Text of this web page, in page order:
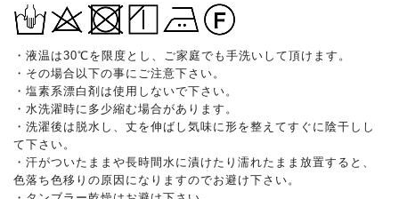
・液温は30℃を限度とし、ご家庭でも手洗いして頂けます。
・その場合以下の事にご注意下さい。
・塩素系漂白剤は使用しないで下さい。
・水洗濯時に多少縮む場合があります。
・洗濯後は脱水し、丈を伸ばし気味に形を整えてすぐに陰干しし
て下さい。
・汗がついたままや長時間水に漬けたり濡れたまま放置すると、
色落ち色移りの原因になりますのでお避け下さい。